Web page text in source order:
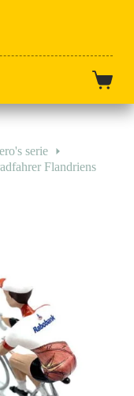
serie
Flandriens